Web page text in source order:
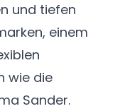
und tiefen
einem
wie die
Sander.